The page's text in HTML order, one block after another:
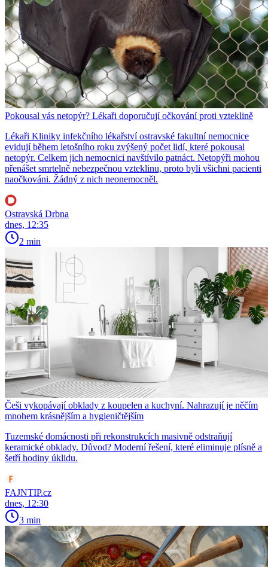
Pokousal vás netopýr? Lékaři doporučují očkování proti vzteklině
Lékaři Kliniky infekčního lékařství ostravské fakultní nemocnice
evidují během letošního roku zvýšený počet lidí, které pokousal
netopýr. Celkem jich nemocnici navštívilo patnáct. Netopýři mohou
přenášet smrtelně nebezpečnou vzteklinu, proto byli všichni pacienti
naočkováni. Žádný z nich neonemocněl.
Ostravská Drbna
dnes, 12:35
2 min
Češi vykopávají obklady z koupelen a kuchyní. Nahrazují je něčím
mnohem krásnějším a hygieničtějším
Tuzemské domácnosti při rekonstrukcích masivně odstraňují
keramické obklady. Důvod? Moderní řešení, které eliminuje plísně a
šetří hodiny úklidu.
FAJNTIP.cz
dnes, 12:30
3 min